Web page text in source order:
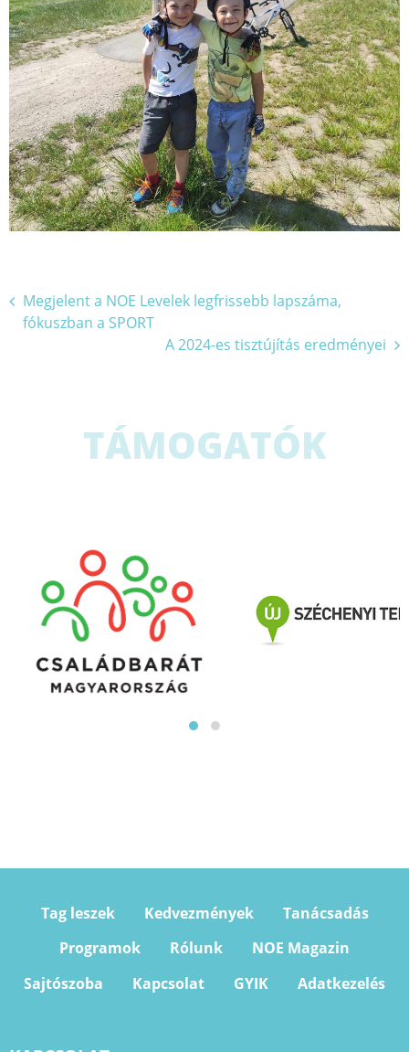
Bejegyzés
navigáció
Megjelent a NOE Levelek legfrissebb lapszáma,
fókuszban a SPORT
A 2024-es tisztújítás eredményei
TÁMOGATÓK
Tag leszek Kedvezmények
Tanácsadás
Programok
Rólunk
NOE Magazin
Sajtószoba
Kapcsolat GYIK Adatkezelés